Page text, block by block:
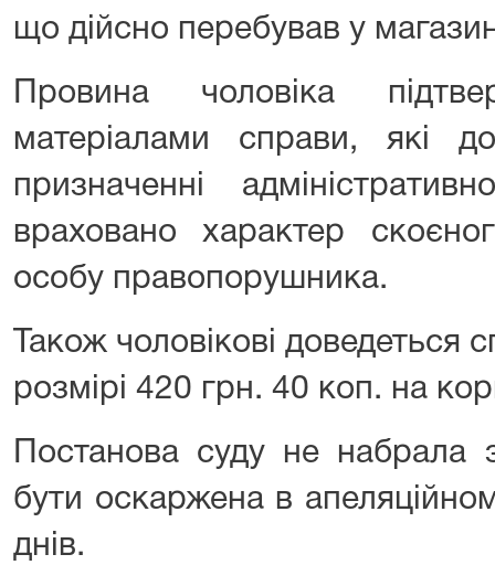
що дійсно перебував у
Провина чоловіка
матеріалами справи, які
призначенні
враховано характер
особу правопорушника.
Також чоловікові доведеться
розмірі 420 грн. 40 коп. на
Постанова суду не набрала
бути оскаржена в
днів.